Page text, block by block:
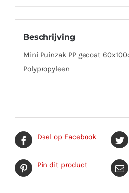
Beschrijving
Mini Puinzak PP gecoat
Polypropyleen
Deel op Facebook
Pin dit product